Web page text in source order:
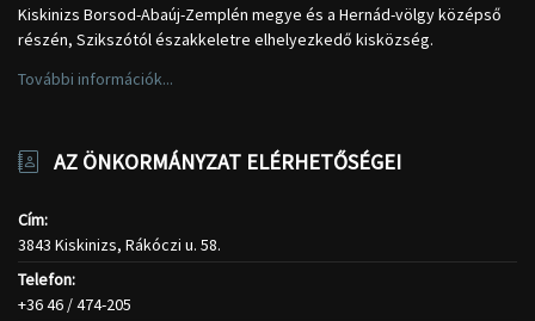
Kiskinizs Borsod-Abaúj-Zemplén megye és a Hernád-völgy középső
részén, Szikszótól északkeletre elhelyezkedő kisközség.
További információk...
AZ ÖNKORMÁNYZAT ELÉRHETŐSÉGEI
Cím:
3843 Kiskinizs, Rákóczi u. 58.
Telefon:
+36 46 / 474-205